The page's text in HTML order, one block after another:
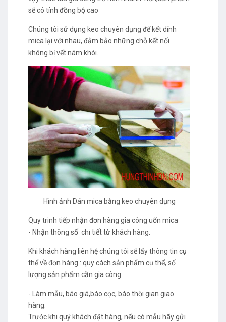
sẽ có tính đồng bộ cao
Chúng tôi sử dụng keo chuyên dụng để kết dính
mica lại với nhau, đảm bảo những chỗ kết nối
không bị vết nám khói.
Hình ảnh Dán mica bằng keo chuyên dụng
Quy trinh tiếp nhận đơn hàng gia công uốn mica
- Nhận thông số chi tiết từ khách hàng.
Khi khách hàng liên hệ chúng tôi sẽ lấy thông tin cụ
thể về đơn hàng : quy cách sản phẩm cụ thể, số
lượng sản phẩm cần gia công.
- Làm mẫu, báo giá,báo cọc, báo thời gian giao
hàng.
Trước khi quý khách đặt hàng, nếu có mẫu hãy gửi